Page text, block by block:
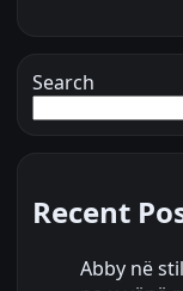
Search
Recent
Abby në